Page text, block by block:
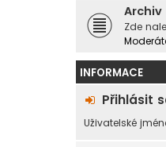
Archiv
Zde
INFORMACE
Přihlásit
Uživatelské